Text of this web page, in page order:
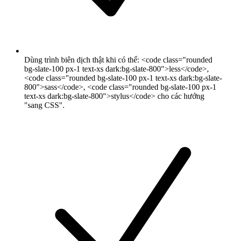
Dùng trình biên dịch thật khi có thể: <code class="rounded
bg-slate-100 px-1 text-xs dark:bg-slate-800">less</code>,
<code class="rounded bg-slate-100 px-1 text-xs dark:bg-slate-
800">sass</code>, <code class="rounded bg-slate-100 px-1
text-xs dark:bg-slate-800">stylus</code> cho các hướng
"sang CSS".